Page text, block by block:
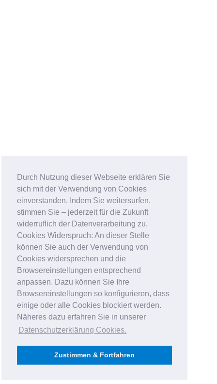
Durch Nutzung dieser Webseite erklären Sie
sich mit der Verwendung von Cookies
einverstanden. Indem Sie weitersurfen,
stimmen Sie – jederzeit für die Zukunft
widerruflich der Datenverarbeitung zu.
Cookies Widerspruch: An dieser Stelle
können Sie auch der Verwendung von
Cookies widersprechen und die
Browsereinstellungen entsprechend
anpassen. Dazu können Sie Ihre
Browsereinstellungen so konfigurieren, dass
einige oder alle Cookies blockiert werden.
Näheres dazu erfahren Sie in unserer
Datenschutzerklärung Cookies.
Zustimmen & Fortfahren